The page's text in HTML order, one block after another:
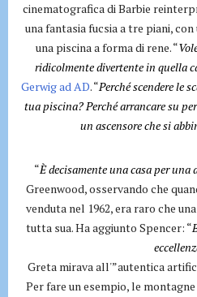
cinematografica di Barbie
una fantasia fucsia a tre piani,
una piscina a forma di rene. “
ridicolmente divertente in quella
Gerwig ad AD. “Perché scendere le
tua piscina? Perché arrancare su
un ascensore che si
“È decisamente una casa per una
Greenwood, osservando che
venduta nel 1962, era raro che
tutta sua. Ha aggiunto Spencer: “
Greta mirava all'”autentica
Per fare un esempio, le